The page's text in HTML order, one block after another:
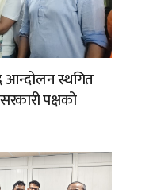
आन्दोलन स्थगित
पक्षको